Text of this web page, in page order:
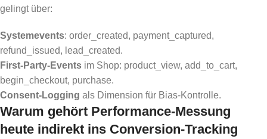
gelingt über:
Systemevents: order_created, payment_captured,
refund_issued, lead_created.
First-Party-Events im Shop: product_view, add_to_cart,
begin_checkout, purchase.
Consent-Logging als Dimension für Bias-Kontrolle.
Warum gehört Performance-Messung
heute indirekt ins Conversion-Tracking